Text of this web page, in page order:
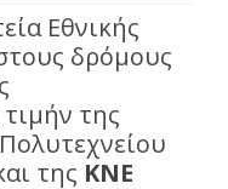
Εθνικής
δρόμους
της
της ΚΝΕ